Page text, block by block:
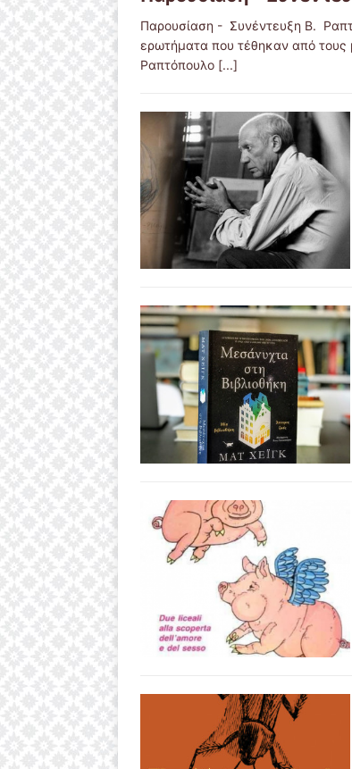
Παρουσίαση - Συνέντευξη Β.
ερωτήματα που τέθηκαν από τους
Ραπτόπουλο [...]